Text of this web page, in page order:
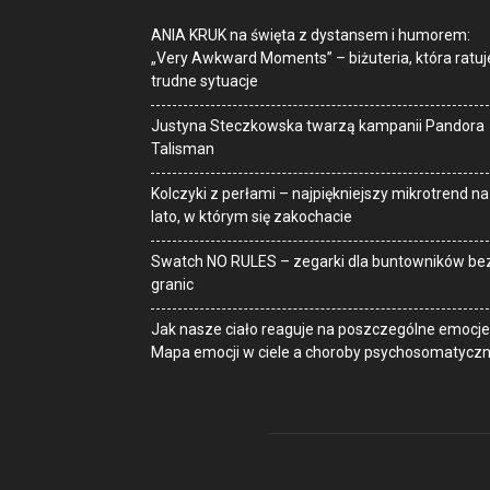
ANIA KRUK na święta z dystansem i humorem:
„Very Awkward Moments” – biżuteria, która
trudne sytuacje
Justyna Steczkowska twarzą kampanii Pandora
Talisman
Kolczyki z perłami – najpiękniejszy mikrotrend na
lato, w którym się zakochacie
Swatch NO RULES – zegarki dla buntowników
granic
Jak nasze ciało reaguje na poszczególne emocje.
Mapa emocji w ciele a choroby